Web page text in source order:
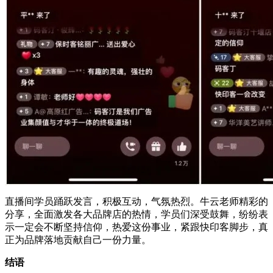
直播间学员踊跃发言，积极互动，气氛热烈。牛云老师精彩的
分享，全面激发各大品牌店的热情，学员们深受鼓舞，纷纷表
示一定会不断坚持信仰，热爱这份事业，紧跟快印客脚步，真
正为品牌落地贡献自己一份力量。
结语